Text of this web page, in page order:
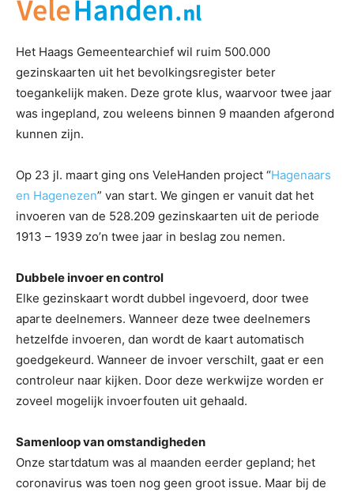
Het Haags Gemeentearchief wil ruim 500.000
gezinskaarten uit het bevolkingsregister beter
toegankelijk maken. Deze grote klus, waarvoor twee jaar
was ingepland, zou weleens binnen 9 maanden afgerond
kunnen zijn.
Op 23 jl. maart ging ons VeleHanden project “Hagenaars
en Hagenezen” van start. We gingen er vanuit dat het
invoeren van de 528.209 gezinskaarten uit de periode
1913 – 1939 zo’n twee jaar in beslag zou nemen.
Dubbele invoer en control
Elke gezinskaart wordt dubbel ingevoerd, door twee
aparte deelnemers. Wanneer deze twee deelnemers
hetzelfde invoeren, dan wordt de kaart automatisch
goedgekeurd. Wanneer de invoer verschilt, gaat er een
controleur naar kijken. Door deze werkwijze worden er
zoveel mogelijk invoerfouten uit gehaald.
Samenloop van omstandigheden
Onze startdatum was al maanden eerder gepland; het
coronavirus was toen nog geen groot issue. Maar bij de